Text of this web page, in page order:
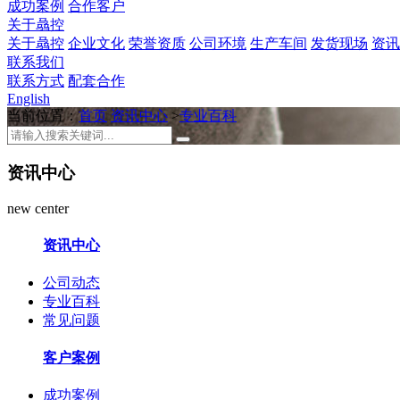
成功案例 合作客户
关于骉控
关于骉控 企业文化 荣誉资质 公司环境 生产车间 发货现场 资
联系我们
联系方式 配套合作
English
当前位置：首页 资讯中心 >专业百科
资讯中心
new center
资讯中心
公司动态
专业百科
常见问题
客户案例
成功案例